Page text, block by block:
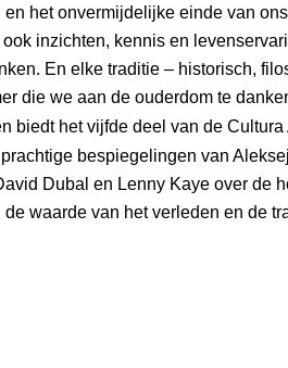
en het onvermijdelijke einde van
ook inzichten, kennis en
En elke traditie – historisch,
die we aan de ouderdom te
biedt het vijfde deel van de Cultura
bespiegelingen van
Dubal en Lenny Kaye over de
de waarde van het verleden en de